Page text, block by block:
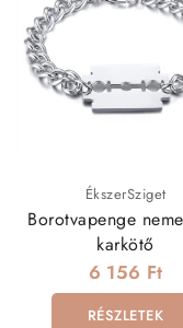
ÉkszerSziget
Borotvapenge
karkötő
6 156 Ft
RÉSZLETEK